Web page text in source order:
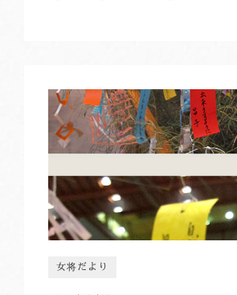
女将だより